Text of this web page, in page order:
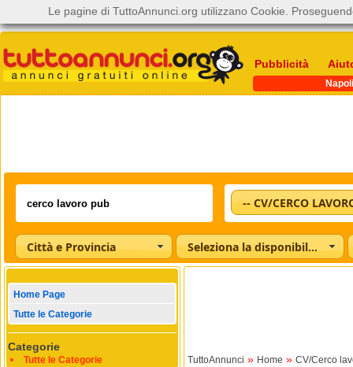
Pubblicità
Napoli
-- CV/CERCO
Città e Provincia Seleziona la disponibilità
Home Page
Tutte le Categorie
Categorie
Tutte le Categorie TuttoAnnunci » Home » CV/Cerco
Le pagine di TuttoAnnunci.org utilizzano Cookie.